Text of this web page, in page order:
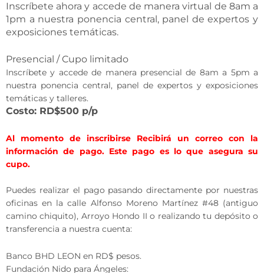
Inscríbete ahora y accede de manera virtual de 8am a
1pm a nuestra ponencia central, panel de expertos y
exposiciones temáticas.
Presencial / Cupo limitado
Inscríbete y accede de manera presencial de 8am a 5pm a
nuestra ponencia central, panel de expertos y exposiciones
temáticas y talleres.
Costo: RD$500 p/p
Al momento de inscribirse Recibirá un correo con la
información de pago. Este pago es lo que asegura su
cupo.
Puedes realizar el pago pasando directamente por nuestras
oficinas en la calle Alfonso Moreno Martínez #48 (antiguo
camino chiquito), Arroyo Hondo II o realizando tu depósito o
transferencia a nuestra cuenta:
Banco BHD LEON en RD$ pesos.
Fundación Nido para Ángeles: